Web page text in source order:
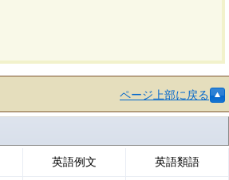
ページ上部に戻る
英語例文 英語類語